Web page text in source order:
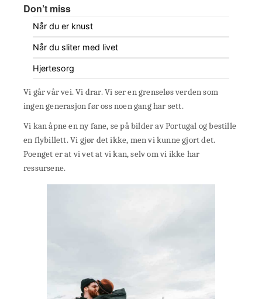
Don’t miss
Når du er knust
Når du sliter med livet
Hjertesorg
Vi går vår vei. Vi drar. Vi ser en grenseløs verden som
ingen generasjon før oss noen gang har sett.
Vi kan åpne en ny fane, se på bilder av Portugal og bestille
en flybillett. Vi gjør det ikke, men vi kunne gjort det.
Poenget er at vi vet at vi kan, selv om vi ikke har
ressursene.